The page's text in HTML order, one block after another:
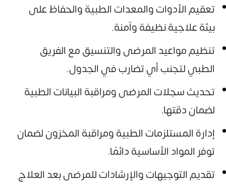
تعقيم الأدوات والمعدات الطبية والحفاظ على
بيئة علاجية نظيفة وآمنة.
تنظيم مواعيد المرضى والتنسيق مع الفريق
الطبي لتجنب أي تضارب في الجدول.
تحديث سجلات المرضى ومراقبة البيانات الطبية
لضمان دقتها.
إدارة المستلزمات الطبية ومراقبة المخزون لضمان
توفر المواد الأساسية دائمًا.
تقديم التوجيهات والإرشادات للمرضى بعد العلاج